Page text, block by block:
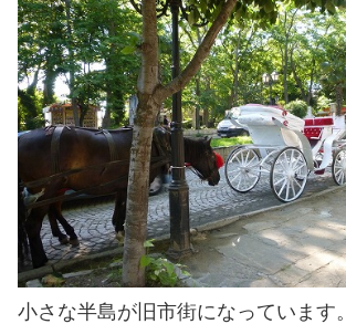
小さな半島が旧市街になっています。